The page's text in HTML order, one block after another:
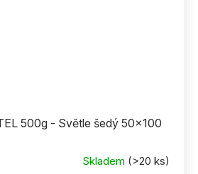
500g - Světle šedý 50x100
Skladem (>20 ks)